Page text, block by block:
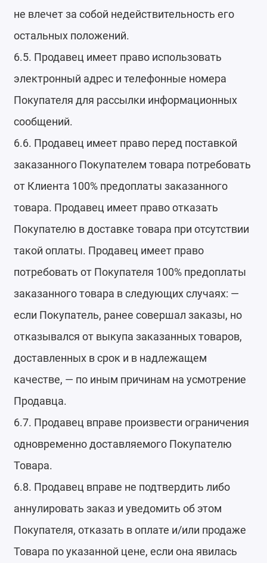
не влечет за собой недействительность его
остальных положений.
6.5. Продавец имеет право использовать
электронный адрес и телефонные номера
Покупателя для рассылки информационных
сообщений.
6.6. Продавец имеет право перед поставкой
заказанного Покупателем товара потребовать
от Клиента 100% предоплаты заказанного
товара. Продавец имеет право отказать
Покупателю в доставке товара при отсутствии
такой оплаты. Продавец имеет право
потребовать от Покупателя 100% предоплаты
заказанного товара в следующих случаях: —
если Покупатель, ранее совершал заказы, но
отказывался от выкупа заказанных товаров,
доставленных в срок и в надлежащем
качестве, — по иным причинам на усмотрение
Продавца.
6.7. Продавец вправе произвести ограничения
одновременно доставляемого Покупателю
Товара.
6.8. Продавец вправе не подтвердить либо
аннулировать заказ и уведомить об этом
Покупателя, отказать в оплате и/или продаже
Товара по указанной цене, если она явилась